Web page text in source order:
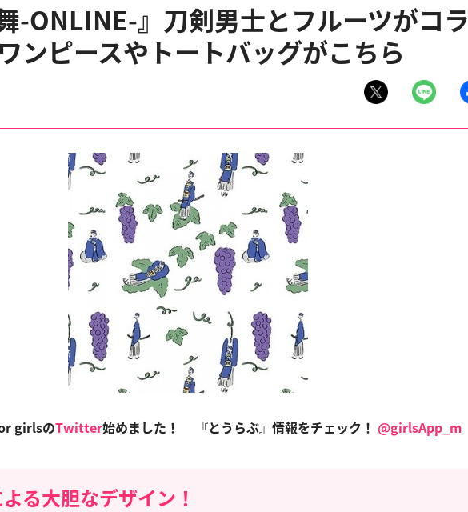
-ONLINE-』刀剣男士とフルーツがコラ
ンピースやトートバッグがこちら
girlsのTwitter始めました！ 『とうらぶ』情報をチェック！ @girlsApp_m
る大胆なデザイン！